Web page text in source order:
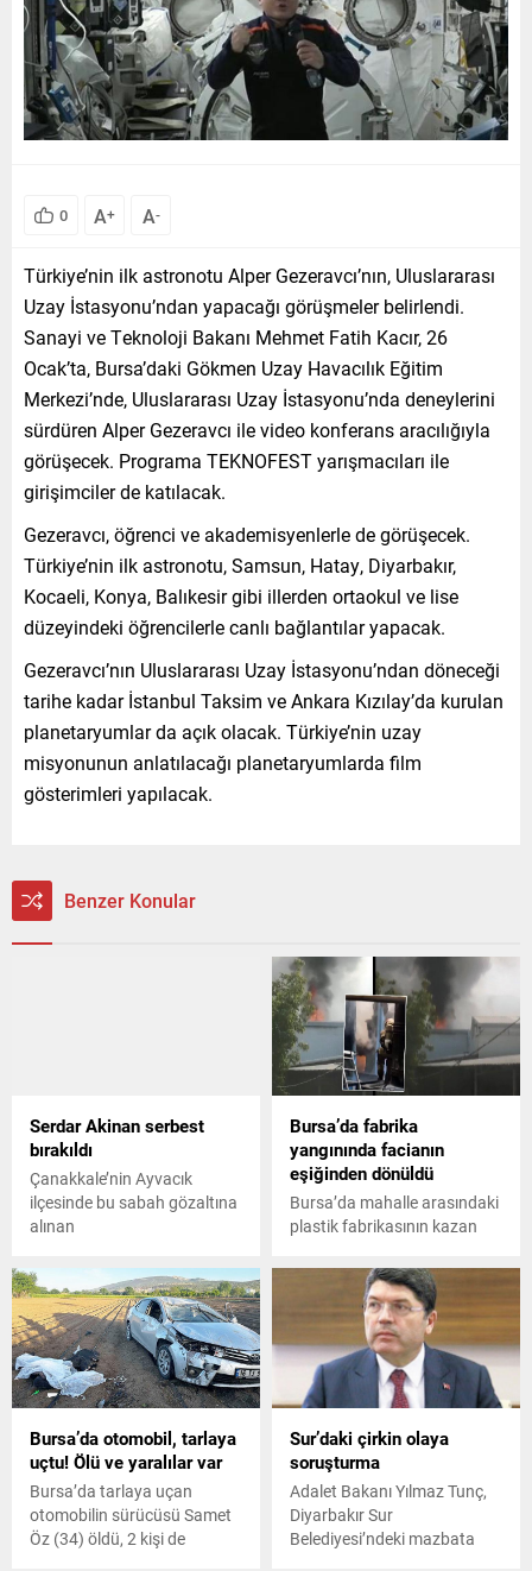
0 A+ A-
Türkiye’nin ilk astronotu Alper Gezeravcı’nın, Uluslararası
Uzay İstasyonu’ndan yapacağı görüşmeler belirlendi.
Sanayi ve Teknoloji Bakanı Mehmet Fatih Kacır, 26
Ocak’ta, Bursa’daki Gökmen Uzay Havacılık Eğitim
Merkezi’nde, Uluslararası Uzay İstasyonu’nda deneylerini
sürdüren Alper Gezeravcı ile video konferans aracılığıyla
görüşecek. Programa TEKNOFEST yarışmacıları ile
girişimciler de katılacak.
Gezeravcı, öğrenci ve akademisyenlerle de görüşecek.
Türkiye’nin ilk astronotu, Samsun, Hatay, Diyarbakır,
Kocaeli, Konya, Balıkesir gibi illerden ortaokul ve lise
düzeyindeki öğrencilerle canlı bağlantılar yapacak.
Gezeravcı’nın Uluslararası Uzay İstasyonu’ndan döneceği
tarihe kadar İstanbul Taksim ve Ankara Kızılay’da kurulan
planetaryumlar da açık olacak. Türkiye’nin uzay
misyonunun anlatılacağı planetaryumlarda film
gösterimleri yapılacak.
Benzer Konular
Serdar Akinan serbest
bırakıldı
Çanakkale’nin Ayvacık
ilçesinde bu sabah gözaltına
alınan
Bursa’da fabrika
yangınında facianın
eşiğinden dönüldü
Bursa’da mahalle arasındaki
plastik fabrikasının kazan
sebebiyle mahalle sakinleri
panik yaşarken, itfaiye
ekiplerinin yerinde
müdahalesiyle yangın
büyümeden söndürüldü.
Bursa’da otomobil, tarlaya
uçtu! Ölü ve yaralılar var
Bursa’da tarlaya uçan
otomobilin sürücüsü Samet
Öz (34) öldü, 2 kişi de
Sur’daki çirkin olaya
soruşturma
Adalet Bakanı Yılmaz Tunç,
Diyarbakır Sur
Belediyesi’ndeki mazbata